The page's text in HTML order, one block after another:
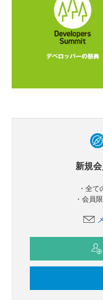
新規
・全
・会員